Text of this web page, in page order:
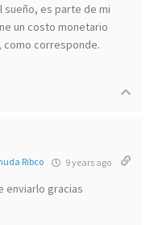
es parte de mi
un costo monetario
como corresponde.
Ribco 9 years ago
enviarlo gracias